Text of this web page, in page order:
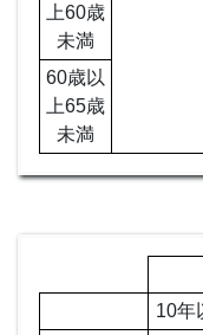
上60歳
未満
60歳以
上65歳
未満
10年